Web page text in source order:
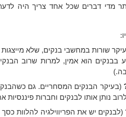
מדי דברים שכל אחד צריך היה
שורות במחשבי בנקים, שלא מייצגות
בבנקים הוא אמין, למרות שרוב
(בעיקר הבנקים המסחריים. גם כשהבנק
נותן אותו לבנקים וחברות פיננסיות
(לבנקים יש את הפריווילגיה להלוות